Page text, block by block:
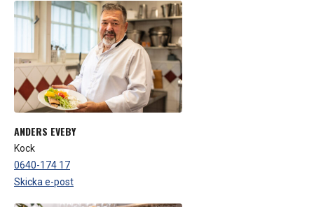
ANDERS EVEBY
Kock
0640-174 17
Skicka e-post